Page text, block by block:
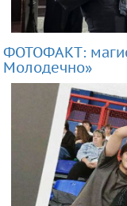
ФОТОФАКТ:
Молодечно»